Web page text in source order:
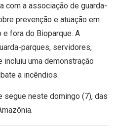
com a associação de guarda-
prevenção e atuação em
fora do Bioparque. A
parques, servidores,
uma demonstração
a incêndios.
segue neste domingo (7), das